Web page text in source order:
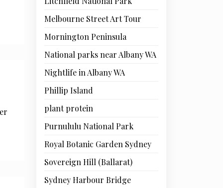
Melbourne Street Art Tour
Mornington Peninsula
National parks near Albany WA
Nightlife in Albany WA
Phillip Island
plant protein
Purnululu National Park
Royal Botanic Garden Sydney
Sovereign Hill (Ballarat)
Sydney Harbour Bridge